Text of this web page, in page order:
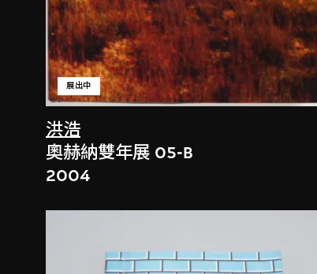
洪浩
展出中
奧赫納雙年展 05-B
2004